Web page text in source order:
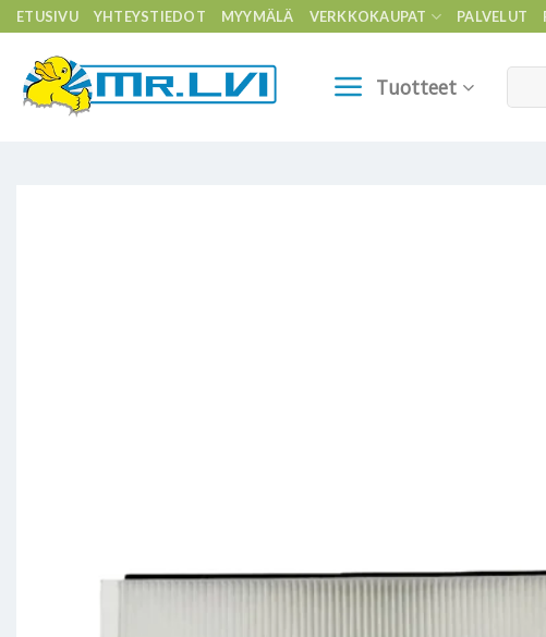
Skip
to
content
ETUSIVU YHTEYSTIEDOT MYYMÄLÄ VERKKOKAUPAT PALVELUT
Tuotteet